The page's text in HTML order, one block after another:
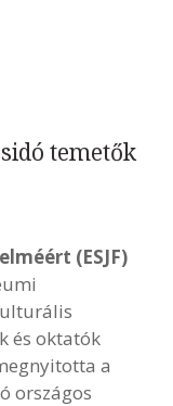
temetők
(ESJF)
és oktatók
a
országos